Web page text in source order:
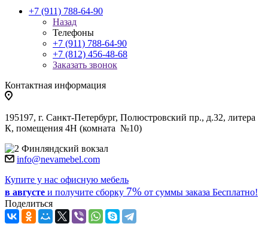
+7 (911) 788-64-90
Назад
Телефоны
+7 (911) 788-64-90
+7 (812) 456-48-68
Заказать звонок
Контактная информация
195197, г. Санкт-Петербург, Полюстровский пр., д.32, литера
К, помещения 4Н (комната №10)
Финляндский вокзал
info@nevamebel.com
Купите у нас офисную мебель
в августе и получите сборку 7% от суммы заказа Бесплатно!
Поделиться